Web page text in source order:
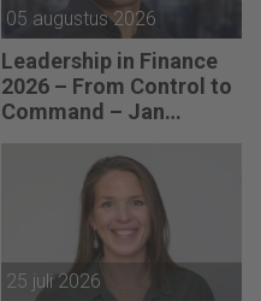
05 augustus 2026
Leadership in Finance
2026 – From Control to
Command – Jan
van The Protein
Brewery): “Je moet
vaak met relatief weinig
data toch knopen
doorhakken.”
25 juli 2026